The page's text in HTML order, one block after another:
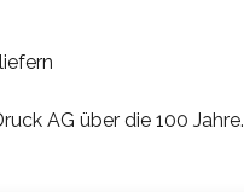
AG über die 100 Jahre.